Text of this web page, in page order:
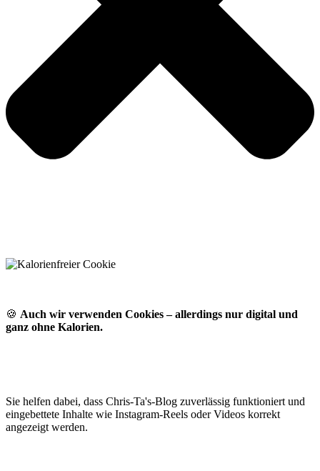
🍪 Auch wir verwenden Cookies – allerdings nur digital und
ganz ohne Kalorien.
Sie helfen dabei, dass Chris-Ta's-Blog zuverlässig funktioniert und
eingebettete Inhalte wie Instagram-Reels oder Videos korrekt
angezeigt werden.